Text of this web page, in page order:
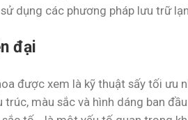
dụng các phương pháp lưu trữ
đại
được xem là kỹ thuật sấy tối ưu
màu sắc và hình dáng ban